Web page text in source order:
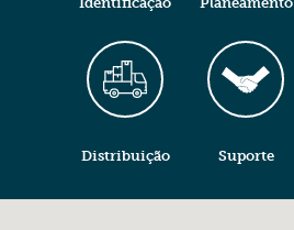
Distribuição Suporte